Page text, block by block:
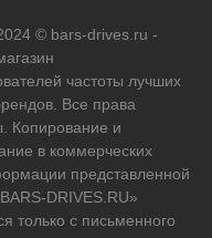
© bars-drives.ru -
частоты лучших
Все права
Копирование и
в коммерческих
представленной
DRIVES.RU»
только с письменного